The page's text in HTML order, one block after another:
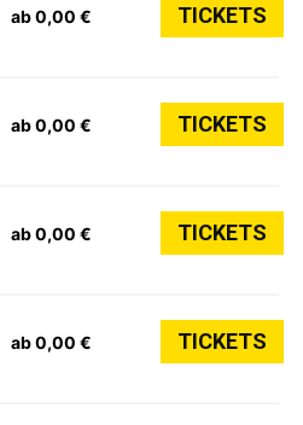
ab 0,00 € TICKETS
ab 0,00 € TICKETS
ab 0,00 € TICKETS
ab 0,00 € TICKETS